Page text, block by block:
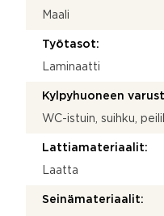
Maali
Työtasot:
Laminaatti
Kylpyhuoneen
WC-istuin, suihku,
Lattiamateriaalit:
Laatta
Seinämateriaalit: